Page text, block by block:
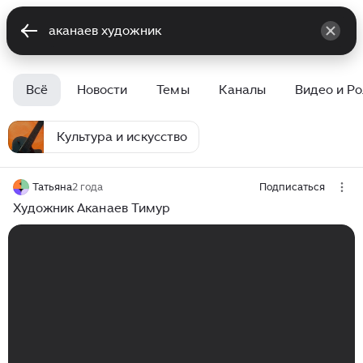
Всё Новости Темы Каналы Видео и
Культура и искусство
Татьяна2 года Подписаться
Художник Аканаев Тимур